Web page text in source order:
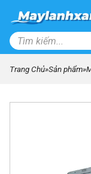
Trang Chủ»Sản phẩm»